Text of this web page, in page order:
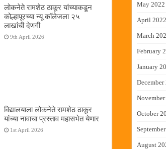
लोकनेते रामशेठ ठाकूर यांच्याकडून
कोल्हापूरच्या न्यू कॉलेजला २५
लाखांची देणगी
9th April 2026
विद्यालयाला लोकनेते रामशेठ ठाकूर
यांच्या नावाचा प्रस्ताव महासभेत येणार
1st April 2026
May 2022
April 2022
March
February
January
December
October
August